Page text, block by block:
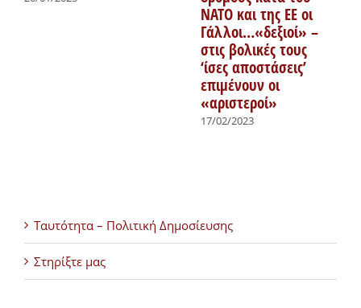
ΝΑΤΟ και της ΕΕ οι
Γάλλοι…«δεξιοί» –
στις βολικές τους
‘ίσες αποστάσεις’
επιμένουν οι
«αριστεροί»
17/02/2023
Ταυτότητα – Πολιτική Δημοσίευσης
Στηρίξτε μας